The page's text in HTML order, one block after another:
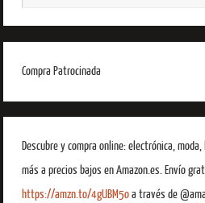
Compra Patrocinada
Descubre y compra online: electrónica,
más a precios bajos en Amazon.es. Envío
https://amzn.to/4gUBM5oa través de